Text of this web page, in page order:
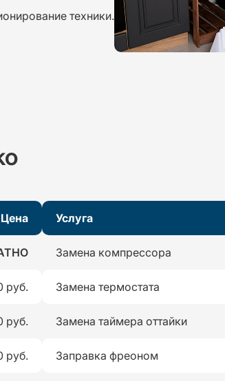
техники.
Цена Услуга
Замена компрессора
руб. Замена термостата
руб. Замена таймера оттайки
руб. Заправка фреоном